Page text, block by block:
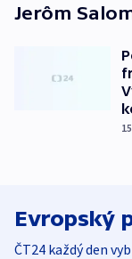
Jerôm
Evropský
ČT24 každý den